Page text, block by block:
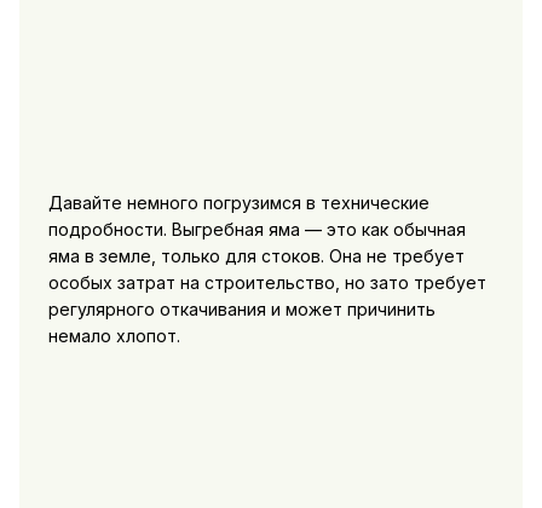
Давайте немного погрузимся в технические
подробности. Выгребная яма — это как обычная
яма в земле, только для стоков. Она не требует
особых затрат на строительство, но зато требует
регулярного откачивания и может причинить
немало хлопот.